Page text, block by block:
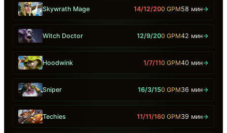
Skywrath Mage 14/12/200 GPM58 мин→
Witch Doctor 12/9/200 GPM42 мин→
Hoodwink 1/7/110 GPM40 мин→
Sniper 16/3/150 GPM36 мин→
Techies 11/11/160 GPM39 мин→